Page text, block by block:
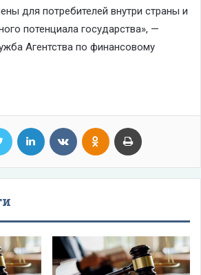
для потребителей внутри страны и
потенциала государства», —
Агентства по финансовому
Twitter LinkedIn VKontakteOdnoklassniki